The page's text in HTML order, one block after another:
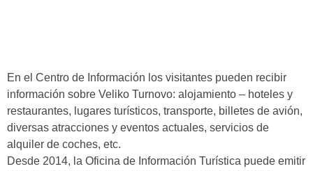
En el Centro de Información los visitantes pueden recibir
información sobre Veliko Turnovo: alojamiento – hoteles y
restaurantes, lugares turísticos, transporte, billetes de avión,
diversas atracciones y eventos actuales, servicios de
alquiler de coches, etc.
Desde 2014, la Oficina de Información Turística puede emitir